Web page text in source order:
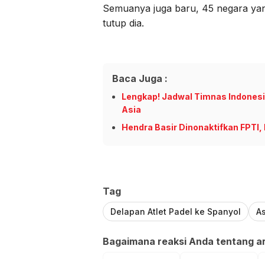
Semuanya juga baru, 45 negara
tutup dia.
Baca Juga :
Lengkap! Jadwal Timnas
Asia
Hendra Basir Dinonaktifkan
Tag
Delapan Atlet Padel ke Spanyol
Bagaimana reaksi Anda tentang